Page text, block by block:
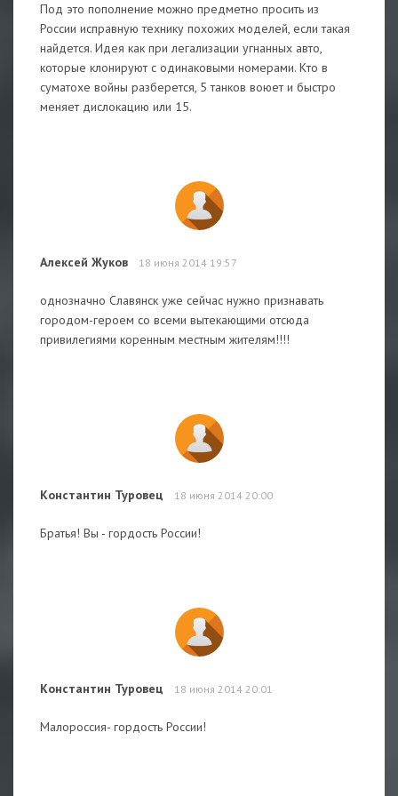
Под это пополнение можно предметно просить из
России исправную технику похожих моделей, если такая
найдется. Идея как при легализации угнанных авто,
которые клонируют с одинаковыми номерами. Кто в
суматохе войны разберется, 5 танков воюет и быстро
меняет дислокацию или 15.
Алексей Жуков 18 июня 2014 19:57
однозначно Славянск уже сейчас нужно признавать
городом-героем со всеми вытекающими отсюда
привилегиями коренным местным жителям!!!!
Константин Туровец 18 июня 2014 20:00
Братья! Вы - гордость России!
Константин Туровец 18 июня 2014 20:01
Малороссия- гордость России!